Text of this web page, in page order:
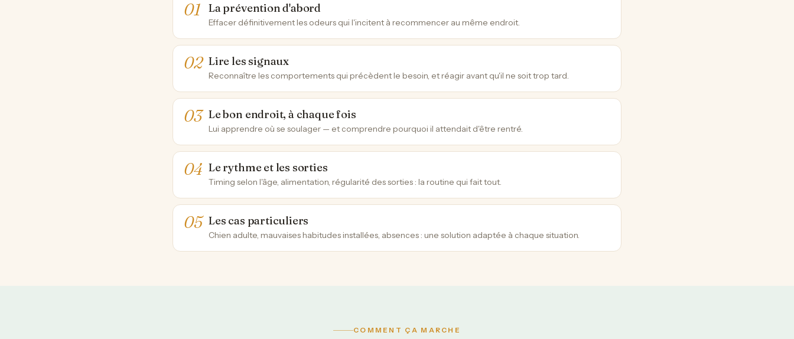
La prévention d'abord
Effacer définitivement les odeurs qui l'incitent à recommencer au même endroit.
Lire les signaux
Reconnaître les comportements qui précèdent le besoin, et réagir avant qu'il ne soit trop tard.
Le bon endroit, à chaque fois
Lui apprendre où se soulager — et comprendre pourquoi il attendait d'être rentré.
Le rythme et les sorties
Timing selon l'âge, alimentation, régularité des sorties : la routine qui fait tout.
Les cas particuliers
Chien adulte, mauvaises habitudes installées, absences : une solution adaptée à chaque situation.
COMMENT ÇA MARCHE